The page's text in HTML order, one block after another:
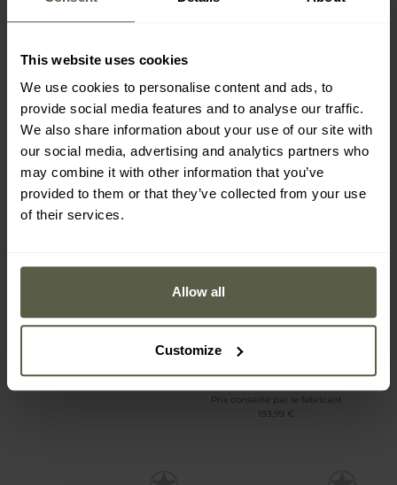
This website uses cookies
We use cookies to personalise content and ads, to
provide social media features and to analyse our traffic.
We also share information about your use of our site with
our social media, advertising and analytics partners who
may combine it with other information that you’ve
provided to them or that they’ve collected from your use
of their services.
Allow all
Customize
- 3000 lumens Wuben
Predator Pro Magnet Set
Armytek
179,49 €
Prix conseillé par le fabricant
193,99 €